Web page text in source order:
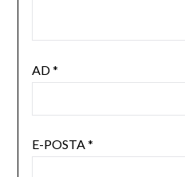
AD*
E-POSTA*